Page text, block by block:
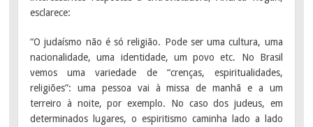
esclarece:
“O judaísmo não é só religião. Pode ser uma cultura, uma
nacionalidade, uma identidade, um povo etc. No Brasil
vemos uma variedade de “crenças, espiritualidades,
religiões”: uma pessoa vai à missa de manhã e a um
terreiro à noite, por exemplo. No caso dos judeus, em
determinados lugares, o espiritismo caminha lado a lado